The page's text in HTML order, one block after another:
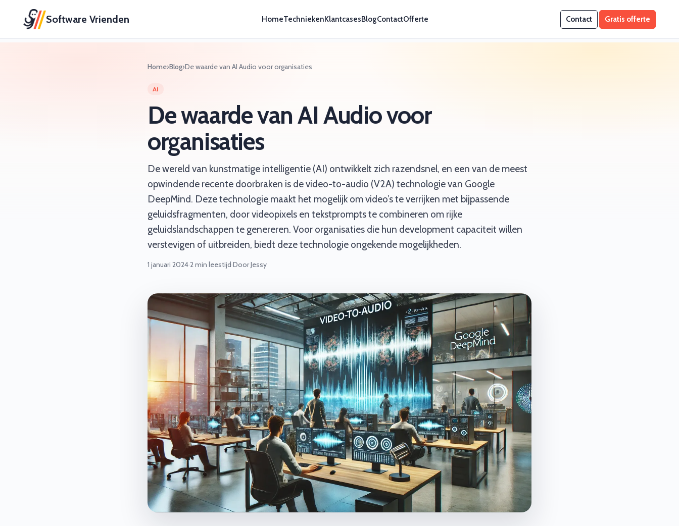
Software Vrienden HomeTechniekenKlantcasesBlogContactOfferte Contact Gratis offerte
Home›Blog›De waarde van AI Audio voor organisaties
AI
De waarde van AI Audio voor
organisaties
De wereld van kunstmatige intelligentie (AI) ontwikkelt zich razendsnel, en een van de meest
opwindende recente doorbraken is de video-to-audio (V2A) technologie van Google
DeepMind. Deze technologie maakt het mogelijk om video’s te verrijken met bijpassende
geluidsfragmenten, door videopixels en tekstprompts te combineren om rijke
geluidslandschappen te genereren. Voor organisaties die hun development capaciteit willen
verstevigen of uitbreiden, biedt deze technologie ongekende mogelijkheden.
1 januari 2024·2 min leestijd·Door Jessy